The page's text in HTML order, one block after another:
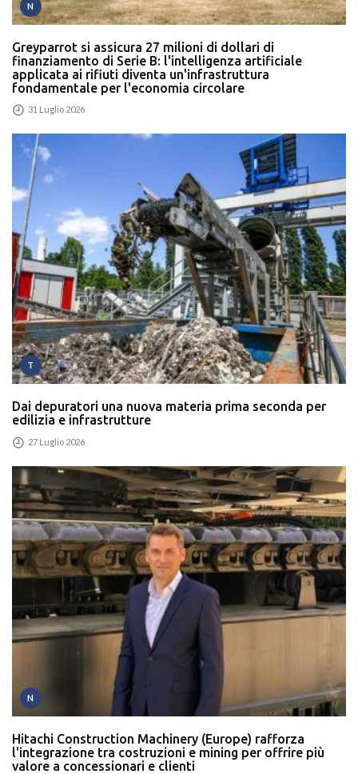
N
Greyparrot si assicura 27 milioni di dollari di
finanziamento di Serie B: l'intelligenza artificiale
applicata ai rifiuti diventa un'infrastruttura
fondamentale per l'economia circolare
31 Luglio 2026
T
Dai depuratori una nuova materia prima seconda per
edilizia e infrastrutture
27 Luglio 2026
N
Hitachi Construction Machinery (Europe) rafforza
l'integrazione tra costruzioni e mining per offrire più
valore a concessionari e clienti